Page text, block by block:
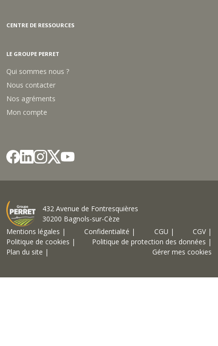
CENTRE DE RESSOURCES
LE GROUPE PERRET
Qui sommes nous ?
Nous contacter
Nos agréments
Mon compte
432 Avenue de Fontresquières
30200 Bagnols-sur-Cèze
Mentions légales |
Confidentialité | CGU |
CGV |
Politique de cookies |
Politique de protection des données |
Plan du site |
Gérer mes cookies